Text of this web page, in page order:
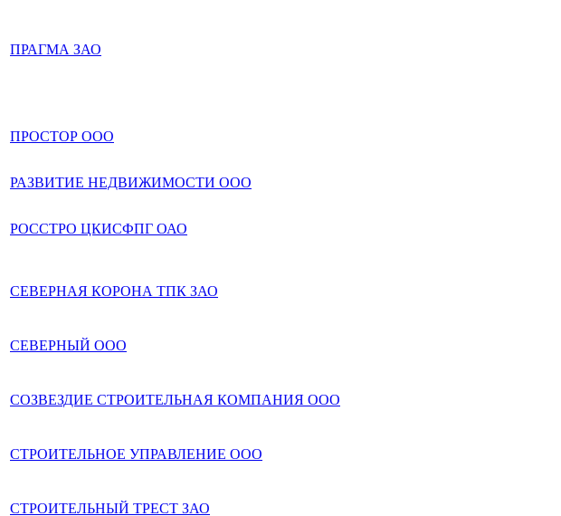
ПРАГМА ЗАО
ПРОСТОР ООО
РАЗВИТИЕ НЕДВИЖИМОСТИ ООО
РОССТРО ЦКИСФПГ ОАО
СЕВЕРНАЯ КОРОНА ТПК ЗАО
СЕВЕРНЫЙ ООО
СОЗВЕЗДИЕ СТРОИТЕЛЬНАЯ КОМПАНИЯ ООО
СТРОИТЕЛЬНОЕ УПРАВЛЕНИЕ ООО
СТРОИТЕЛЬНЫЙ ТРЕСТ ЗАО